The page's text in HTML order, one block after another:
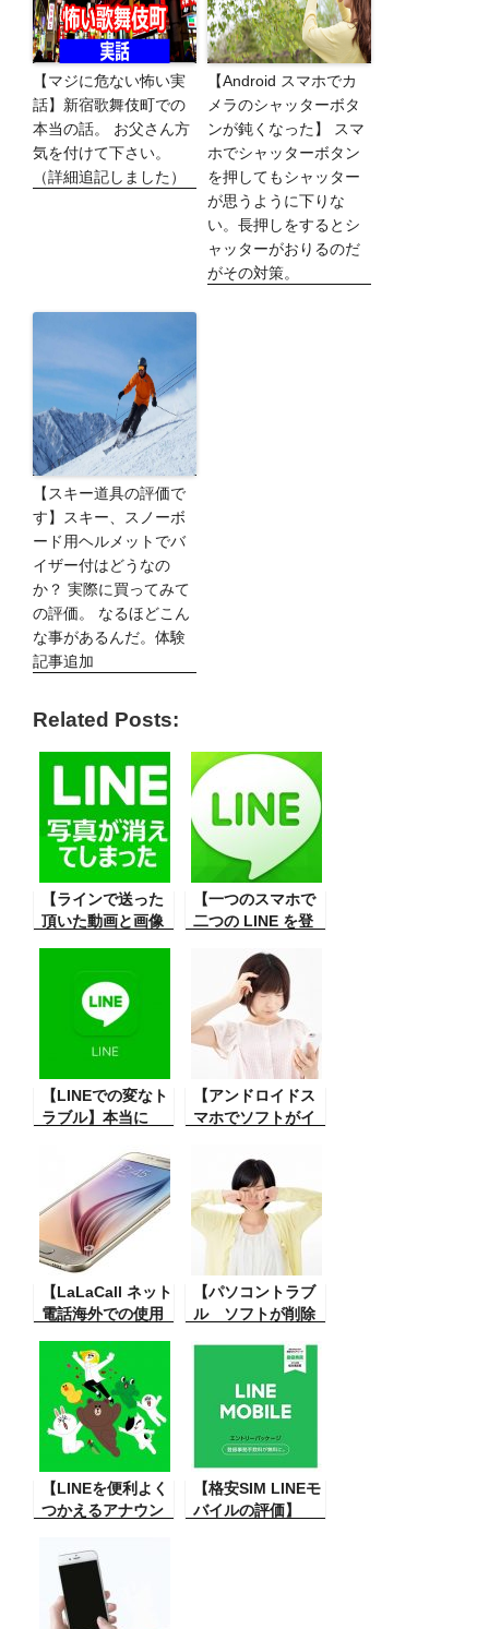
【マジに危ない怖い実
話】新宿歌舞伎町での
本当の話。 お父さん方
気を付けて下さい。
（詳細追記しました）
【Android スマホでカ
メラのシャッターボタ
ンが鈍くなった】 スマ
ホでシャッターボタン
を押してもシャッター
が思うように下りな
い。長押しをするとシ
ャッターがおりるのだ
がその対策。
【スキー道具の評価で
す】スキー、スノーボ
ード用ヘルメットでバ
イザー付はどうなの
か？ 実際に買ってみて
の評価。 なるほどこん
な事があるんだ。体験
記事追加
Related Posts:
【ラインで送った
頂いた動画と画像
大変便利ですから
画像を送ったりビ
デオ送ったりして
お互いに楽しむこ
便利なツールで
す。今日友人から
が見えない どうし
たらいいかという
質問。
【一つのスマホで
二つの LINE を登
で二つの LINE を
インストールする
方法はいくつかあ
るみたいですが、
今回はこのスマー
トフォンでやって
みました。簡単で
すね。
【LINEでの変なト
ラブル】本当に
が。これは誤解を
免れぬことになる
かも。こう言うこ
ともあるんだ。珍
現象
【アンドロイドス
マホでソフトがイ
い】スマホに
Google Play から
ソフトをインスト
ールしようと思う
のですが途中で止
まってしまいでき
ない。その解決方
法。
【LaLaCall ネット
電話海外での使用
ト電話が本当に便
利よく利用できる
か。今回は海外で
使ってみた時の評
価です。
【パソコントラブ
ル ソフトが削除
パソコンで色々な
ソフトを使ってる
時、まれにそのソ
フトを削除しよう
と思った時パソコ
ンから削除できな
いと言うその方法
と対策。
【LINEを便利よく
つかえるアナウン
絡に重要な文章が
ある時、その文章
が多くのやりとり
をすると、上に埋
【格安SIM LINEモ
バイルの評価】